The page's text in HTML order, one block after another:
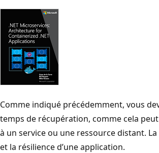
Comme indiqué précédemment, vous
temps de récupération, comme cela
à un service ou une ressource distant.
et la résilience d’une application.